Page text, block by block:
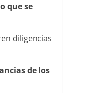
que se
diligencias
de los